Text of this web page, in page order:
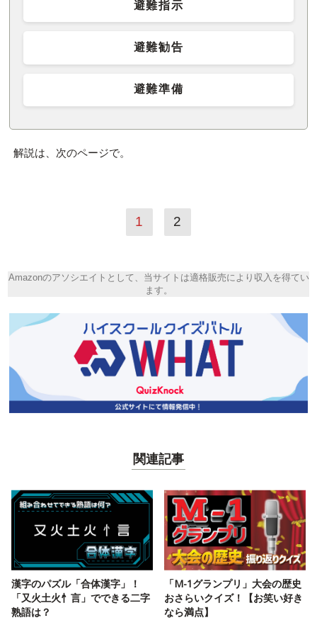
避難指示
避難勧告
避難準備
解説は、次のページで。
1 2
Amazonのアソシエイトとして、当サイトは適格販売により収入を得てい
ます。
関連記事
漢字のパズル「合体漢字」！
「又火土火忄言」でできる二字
熟語は？
「M-1グランプリ」大会の歴史
おさらいクイズ！【お笑い好き
なら満点】